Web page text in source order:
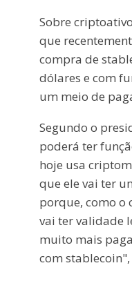
Sobre
que
compra de
dólares e com
um meio de
Segundo o
poderá ter
hoje usa
que ele vai ter
porque, como o
vai ter validade
muito mais
com stablecoin",